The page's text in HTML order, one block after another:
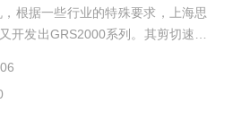
根据一些行业的特殊要求，上海思
开发出GRS2000系列。其剪切速率
的湍流结合专门研制的电机可以使